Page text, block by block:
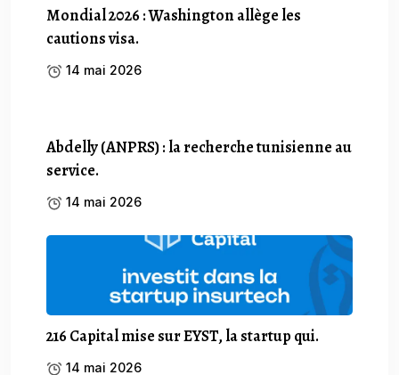
Mondial 2026 : Washington allège les
cautions visa.
14 mai 2026
Abdelly (ANPRS) : la recherche tunisienne au
service.
14 mai 2026
216 Capital mise sur EYST, la startup qui.
14 mai 2026